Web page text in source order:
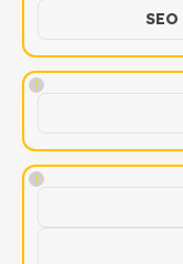
!
!